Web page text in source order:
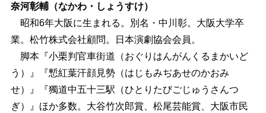
奈河彰輔（なかわ・しょうすけ）
昭和6年大阪に生まれる。別名・中川彰。大阪大学卒
業。松竹株式会社顧問。日本演劇協会会員。
脚本『小栗判官車街道（おぐりはんがんくるまかいど
う）』『慙紅葉汗顔見勢（はじもみぢあせのかおみ
せ）』『獨道中五十三駅（ひとりたびごじゅうさんつ
ぎ）』ほか多数。大谷竹次郎賞、松尾芸能賞、大阪市民